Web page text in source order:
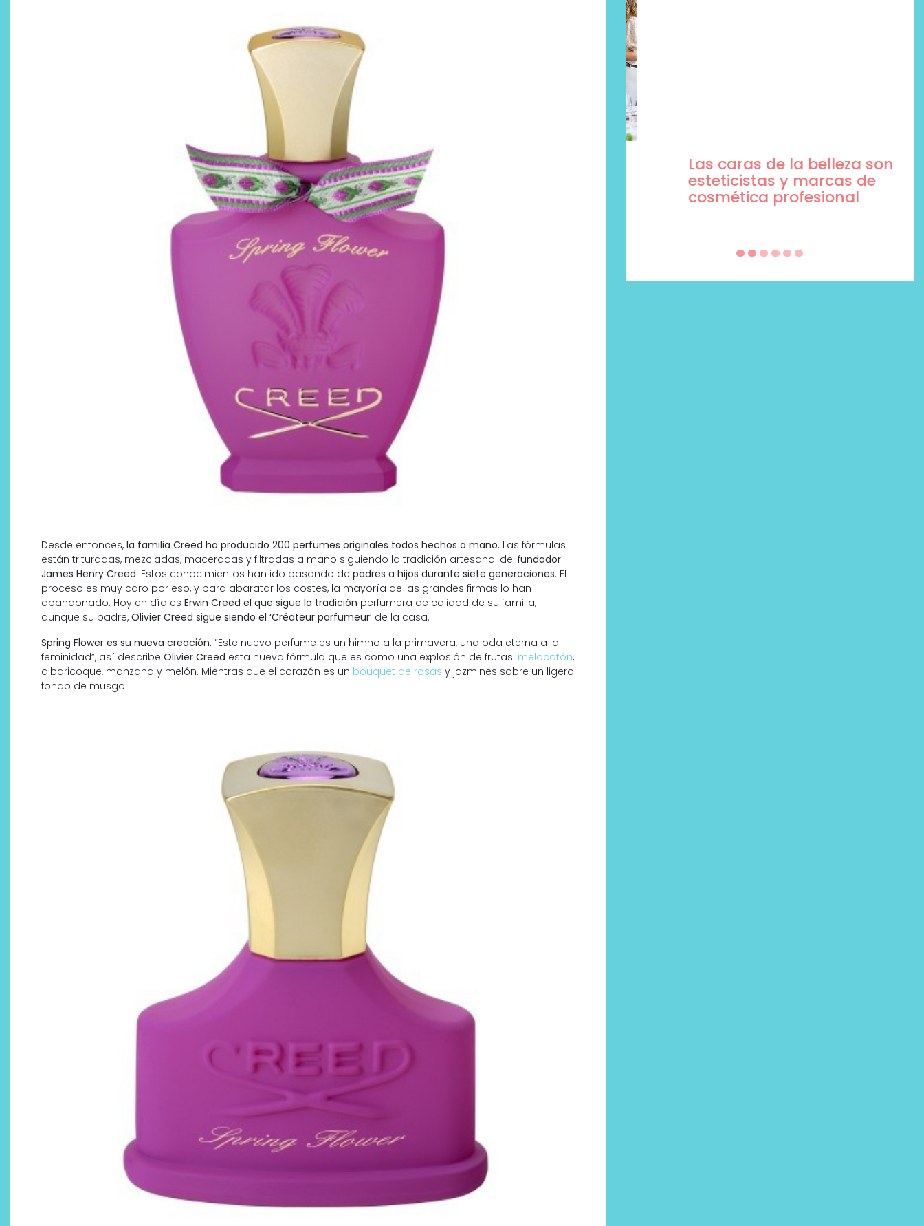
Desde entonces, la familia Creed ha producido 200 perfumes originales todos hechos a mano. Las fórmulas
están trituradas, mezcladas, maceradas y filtradas a mano siguiendo la tradición artesanal del fundador
James Henry Creed. Estos conocimientos han ido pasando de padres a hijos durante siete generaciones. El
proceso es muy caro por eso, y para abaratar los costes, la mayoría de las grandes firmas lo han
abandonado. Hoy en día es Erwin Creed el que sigue la tradición perfumera de calidad de su familia,
aunque su padre, Olivier Creed sigue siendo el ‘Créateur parfumeur’ de la casa.
Spring Flower es su nueva creación. “Este nuevo perfume es un himno a la primavera, una oda eterna a la
feminidad”, así describe Olivier Creed esta nueva fórmula que es como una explosión de frutas: melocotón,
albaricoque, manzana y melón. Mientras que el corazón es un bouquet de rosas y jazmines sobre un ligero
fondo de musgo.
¿Qué revelan las zapatillas
de Alexia Putellas para Nike
sobre la nueva era del
objeto-artista?
Labeau Organic continúa
apostando por la cosmética
del bienestar
Las caras de la belleza son
esteticistas y marcas de
cosmética profesional